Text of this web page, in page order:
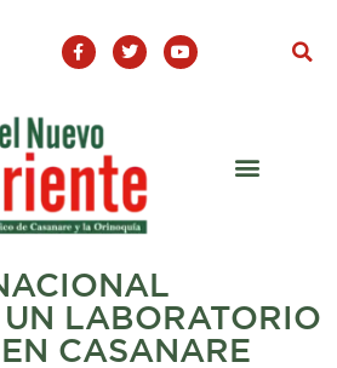
F
a
c
o
o
-
T
w
i
Y
o
u
UN LABORATORIO
CASANARE